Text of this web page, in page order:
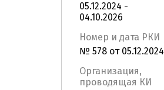
05.12.2024 -
04.10.2026
Номер и дата РКИ
№ 578 от 05.12.2024
Организация,
проводящая КИ